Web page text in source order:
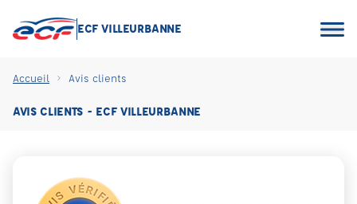
ECF VILLEURBANNE
Accueil Avis clients
AVIS CLIENTS - ECF VILLEURBANNE